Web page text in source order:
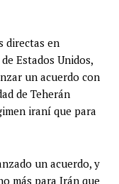
directas en
Estados Unidos,
un acuerdo con
de Teherán
iraní que para
un acuerdo, y
más para Irán que